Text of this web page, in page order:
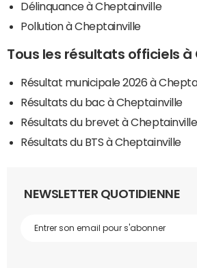
Délinquance à Cheptainville
Pollution à Cheptainville
Tous les résultats officiels
Résultat municipale 2026 à
Résultats du bac à Cheptainville
Résultats du brevet à Cheptainville
Résultats du BTS à Cheptainville
NEWSLETTER QUOTIDIENNE